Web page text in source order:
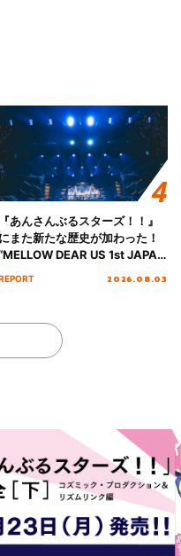
『あんさんぶるスターズ！！』
にまた新たな歴史が加わった！
DEAR US 1st JAPAN
2026.08.03